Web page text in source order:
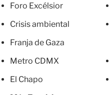
Foro Excélsior
Crisis ambiental
Franja de Gaza
Metro CDMX
El Chapo